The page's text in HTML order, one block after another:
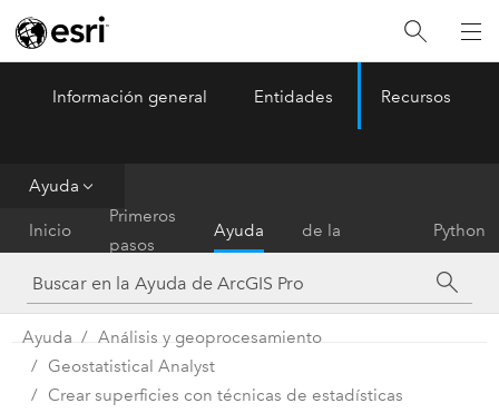
ArcGIS Pro Menu
Información general Entidades Recursos
Ayuda
Inicio
Primeros
pasos
Ayuda
de la
herramienta
Python
Ayuda
Análisis y geoprocesamiento
Geostatistical Analyst
Crear superficies con técnicas de estadísticas